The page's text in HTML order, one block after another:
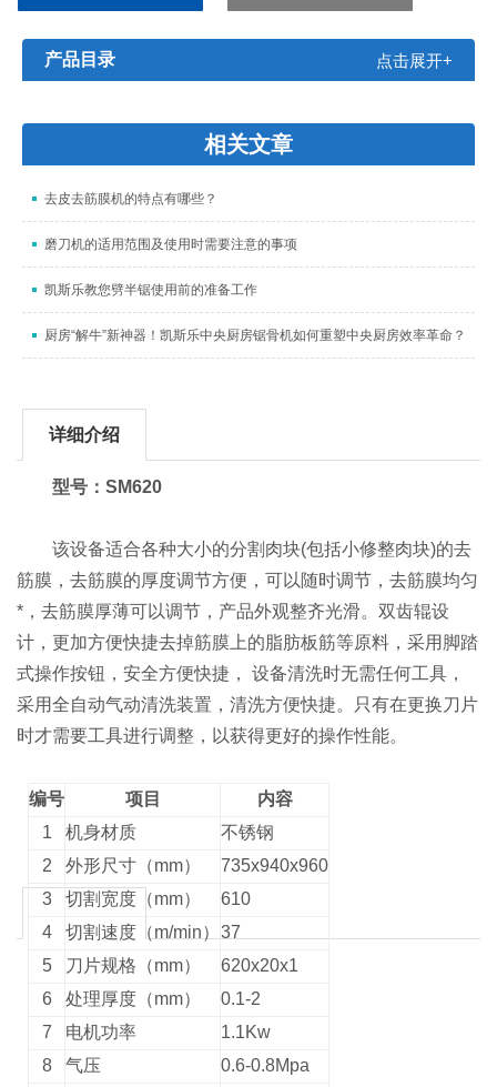
产品目录 点击展开+
相关文章
去皮去筋膜机的特点有哪些？
磨刀机的适用范围及使用时需要注意的事项
凯斯乐教您劈半锯使用前的准备工作
厨房“解牛”新神器！凯斯乐中央厨房锯骨机如何重塑中央厨房效率革命？
详细介绍
型号：SM620
该设备适合各种大小的分割肉块(包括小修整肉块)的去
筋膜，去筋膜的厚度调节方便，可以随时调节，去筋膜均匀
*，去筋膜厚薄可以调节，产品外观整齐光滑。双齿辊设
计，更加方便快捷去掉筋膜上的脂肪板筋等原料，采用脚踏
式操作按钮，安全方便快捷， 设备清洗时无需任何工具，
采用全自动气动清洗装置，清洗方便快捷。只有在更换刀片
时才需要工具进行调整，以获得更好的操作性能。
编号 项目
内容
1
机身材质
不锈钢
2
外形尺寸（mm）
735x940x960
3
切割宽度（mm）
610
4
切割速度（m/min） 37
5
刀片规格（mm）
620x20x1
6
处理厚度（mm）
0.1-2
7
电机功率
1.1Kw
8
气压
0.6-0.8Mpa